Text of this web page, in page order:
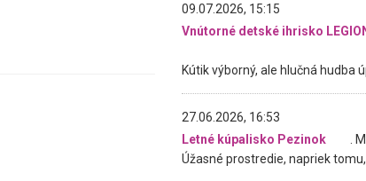
09.07.2026, 15:15
27.06.2026, 16:53
Letné kúpalisko Pezinok
.